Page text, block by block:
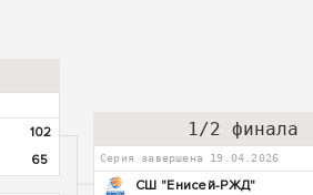
102
65
1/2 финала
Серия завершена 19.04.2026
СШ "Енисей-РЖД"